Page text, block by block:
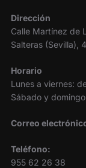
Dirección
Calle Martínez de
Salteras (Sevilla),
Horario
Lunes a viernes:
Sábado y
Correo
Teléfono:
955 62 26 38